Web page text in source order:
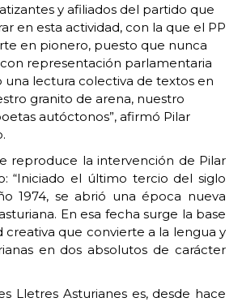
y afiliados del partido que
en esta actividad, con la que el PP
en pionero, puesto que nunca
representación parlamentaria
una lectura colectiva de textos en
granito de arena, nuestro
autóctonos”, afirmó Pilar
reproduce la intervención de Pilar
“Iniciado el último tercio del siglo
1974, se abrió una época nueva
En esa fecha surge la base
creativa que convierte a la lengua y
en dos absolutos de carácter
Lletres Asturianes es, desde hace